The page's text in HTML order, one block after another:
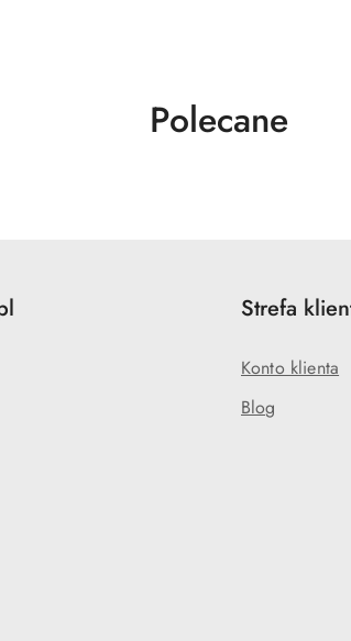
Produkty
Polecane
Strefa
Konto klienta
Blog